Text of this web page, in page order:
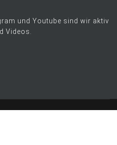
und Youtube sind wir aktiv
Videos.